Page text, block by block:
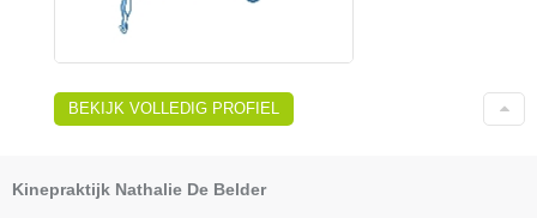
BEKIJK VOLLEDIG PROFIEL
Kinepraktijk Nathalie De Belder